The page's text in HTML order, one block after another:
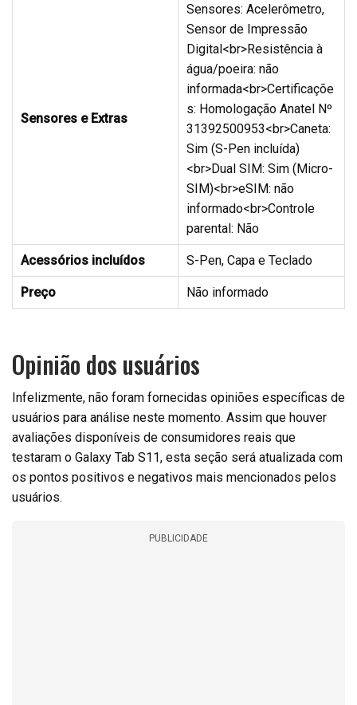
Sensores e Extras
Sensores: Acelerômetro,
Sensor de Impressão
Digital<br>Resistência à
água/poeira: não
informada<br>Certificaçõe
s: Homologação Anatel Nº
31392500953<br>Caneta:
Sim (S-Pen incluída)
<br>Dual SIM: Sim (Micro-
SIM)<br>eSIM: não
informado<br>Controle
parental: Não
Acessórios incluídos S-Pen, Capa e Teclado
Preço Não informado
Opinião dos usuários
Infelizmente, não foram fornecidas opiniões específicas de
usuários para análise neste momento. Assim que houver
avaliações disponíveis de consumidores reais que
testaram o Galaxy Tab S11, esta seção será atualizada com
os pontos positivos e negativos mais mencionados pelos
usuários.
PUBLICIDADE